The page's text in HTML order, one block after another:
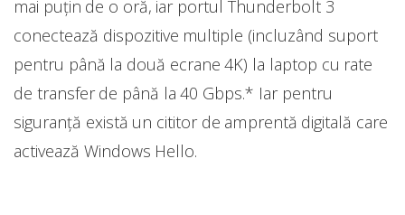
mai puţin de o oră, iar portul Thunderbolt 3
conectează dispozitive multiple (incluzând suport
pentru până la două ecrane 4K) la laptop cu rate
de transfer de până la 40 Gbps.* Iar pentru
siguranţă există un cititor de amprentă digitală care
activează Windows Hello.